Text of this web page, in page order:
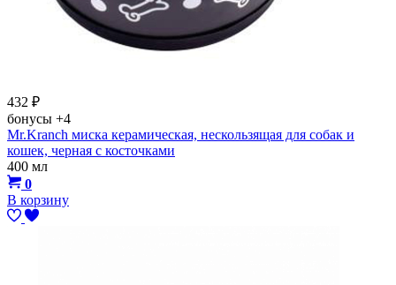
432 ₽
бонусы +4
Mr.Kranch миска керамическая, нескользящая для собак и
кошек, черная с косточками
400 мл
0
В корзину